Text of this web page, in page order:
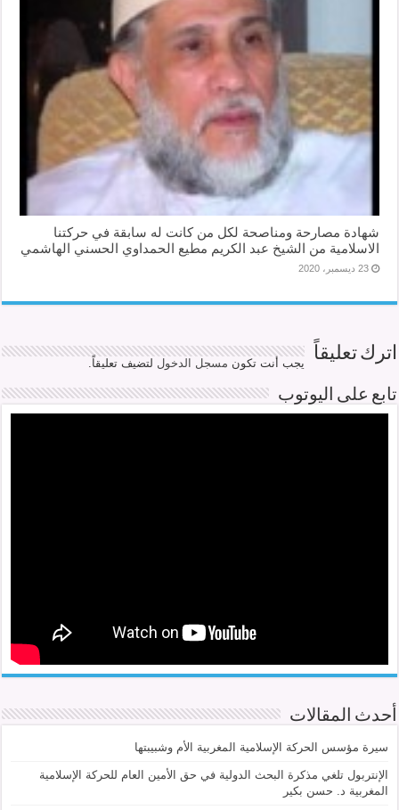
شهادة مصارحة ومناصحة لكل من كانت له سابقة في حركتنا
الاسلامية من الشيخ عبد الكريم مطيع الحمداوي الحسني الهاشمي
23 ديسمبر، 2020
اترك تعليقاً يجب أنت تكون مسجل الدخول لتضيف تعليقاً.
تابع على اليوتوب
أحدث المقالات
سيرة مؤسس الحركة الإسلامية المغربية الأم وشبيبتها
الإنتربول تلغي مذكرة البحث الدولية في حق الأمين العام للحركة الإسلامية
المغربية د. حسن بكير